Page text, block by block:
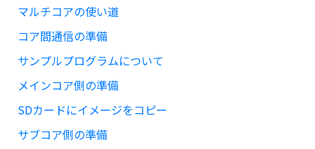
マルチコアの使い道
コア間通信の準備
サンプルプログラムについて
メインコア側の準備
SDカードにイメージをコピー
サブコア側の準備